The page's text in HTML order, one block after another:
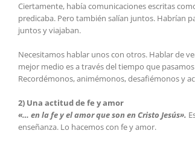
Ciertamente, había comunicaciones escritas
predicaba. Pero también salían juntos. Habrían
juntos y viajaban.
Necesitamos hablar unos con otros. Hablar de
mejor medio es a través del tiempo que
Recordémonos, animémonos, desafiémonos y
2) Una actitud de fe y amor
«… en la fe y el amor que son en Cristo Jesús».
enseñanza. Lo hacemos con fe y amor.